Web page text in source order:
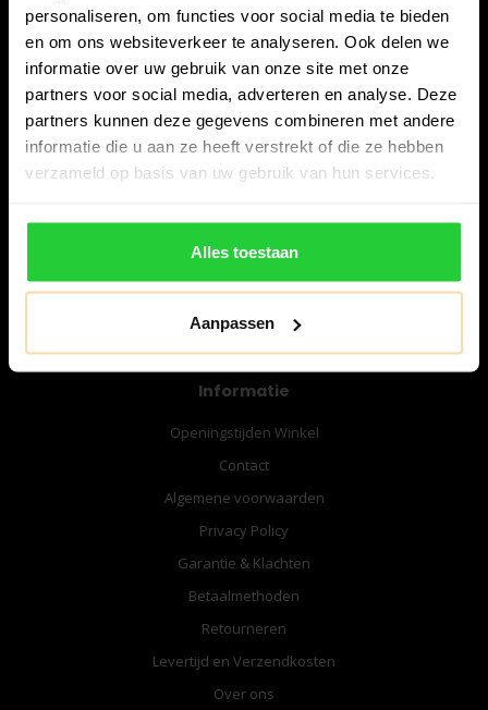
personaliseren, om functies voor social media te bieden
en om ons websiteverkeer te analyseren. Ook delen we
informatie over uw gebruik van onze site met onze
partners voor social media, adverteren en analyse. Deze
partners kunnen deze gegevens combineren met andere
informatie die u aan ze heeft verstrekt of die ze hebben
verzameld op basis van uw gebruik van hun services.
Alles toestaan
Aanpassen
omstreken.
Snijdersstraat 6
8224 AA Lelystad
Nederland
Informatie
Openingstijden Winkel
Contact
Algemene voorwaarden
Privacy Policy
Garantie & Klachten
Betaalmethoden
Retourneren
Levertijd en Verzendkosten
Over ons